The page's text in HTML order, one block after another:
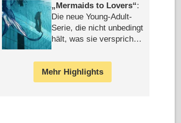
Mermaids to Lovers :
Die neue Young-Adult-
Serie, die nicht unbedingt
hält, was sie verspricht –
Mehr Highlights